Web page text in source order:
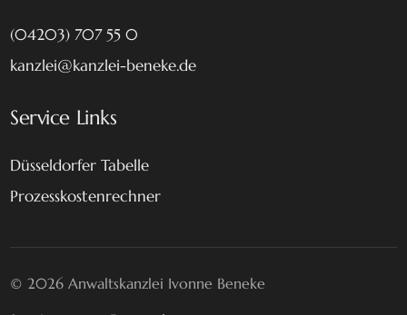
(04203) 707 55 0
kanzlei@kanzlei-beneke.de
Service Links
Düsseldorfer Tabelle
Prozesskostenrechner
© 2026 Anwaltskanzlei Ivonne Beneke